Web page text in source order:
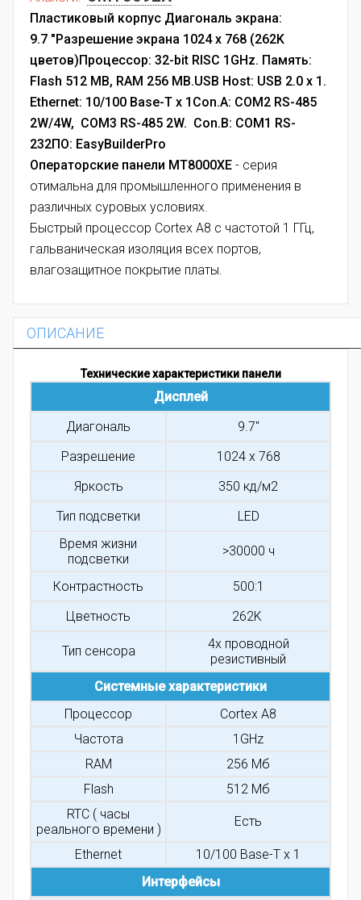
Пластиковый корпус Диагональ экрана:
9.7 "Разрешение экрана 1024 x 768 (262K
цветов)Процессор: 32-bit RISC 1GHz. Память:
Flash 512 MB, RAM 256 MB.USB Host: USB 2.0 x 1.
Ethernet: 10/100 Base-T x 1 Con.A: COM2 RS-485
2W/4W, COM3 RS-485 2W. Con.B: COM1 RS-
232ПО: EasyBuilderPro
Операторские панели MT8000XE - серия
отимальна для промышленного применения в
различных суровых условиях.
Быстрый процессор Cortex A8 с частотой 1 ГГц,
гальваническая изоляция всех портов,
влагозащитное покрытие платы.
ОПИСАНИЕ
Технические характеристики панели
Дисплей
Диагональ
9.7"
Разрешение
1024 x 768
Яркость
350 кд/м2
Тип подсветки
LED
Время жизни
подсветки
>30000 ч
Контрастность
500:1
Цветность
262K
Тип сенсора
4х проводной
резистивный
Системные характеристики
Процессор
Cortex A8
Частота
1GHz
RAM
256 Мб
Flash
512 Мб
RTC ( часы
реального времени )
Есть
Ethernet
10/100 Base-T x 1
Интерфейсы